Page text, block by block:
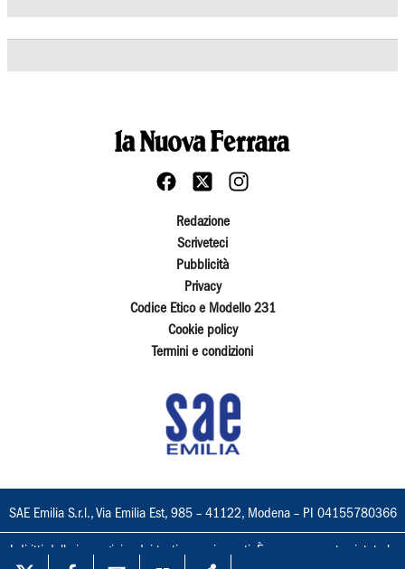
Redazione
Scriveteci
Pubblicità
Privacy
Codice Etico e Modello 231
Cookie policy
Termini e condizioni
SAE Emilia S.r.l., Via Emilia Est, 985 – 41122, Modena – PI 04155780366
I diritti delle immagini e dei testi sono riservati. È espressamente vietata la